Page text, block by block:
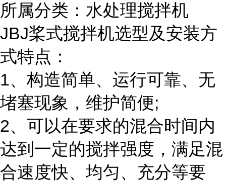
所属分类：水处理搅拌机
JBJ桨式搅拌机选型及安装方
式特点：
1、构造简单、运行可靠、无
堵塞现象，维护简便;
2、可以在要求的混合时间内
达到一定的搅拌强度，满足混
合速度快、均匀、充分等要